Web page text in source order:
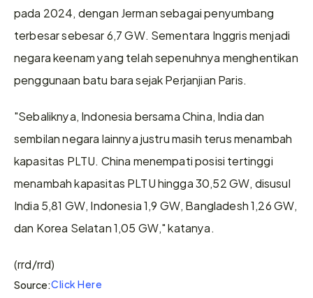
pada 2024, dengan Jerman sebagai penyumbang
terbesar sebesar 6,7 GW. Sementara Inggris menjadi
negara keenam yang telah sepenuhnya menghentikan
penggunaan batu bara sejak Perjanjian Paris.
"Sebaliknya, Indonesia bersama China, India dan
sembilan negara lainnya justru masih terus menambah
kapasitas PLTU. China menempati posisi tertinggi
menambah kapasitas PLTU hingga 30,52 GW, disusul
India 5,81 GW, Indonesia 1,9 GW, Bangladesh 1,26 GW,
dan Korea Selatan 1,05 GW," katanya.
(rrd/rrd)
Source:Click Here